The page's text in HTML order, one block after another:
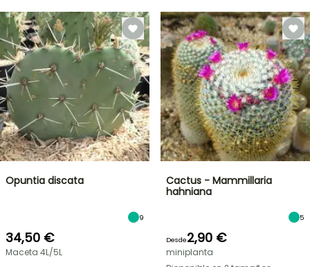
Opuntia discata
9
34,50 €
Maceta 4L/5L
Cactus - Mammillaria
hahniana
5
Desde2,90 €
miniplanta